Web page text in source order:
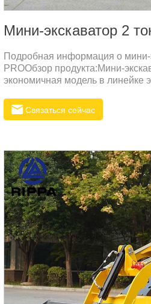
Мини-экскаватор 2
Подробная информация о мини-
PROОбзор продукта:Мини-
экономичная модель в линейке
универсальный 1,8-тонный
инновационный дизайн с
Связаться сейчас